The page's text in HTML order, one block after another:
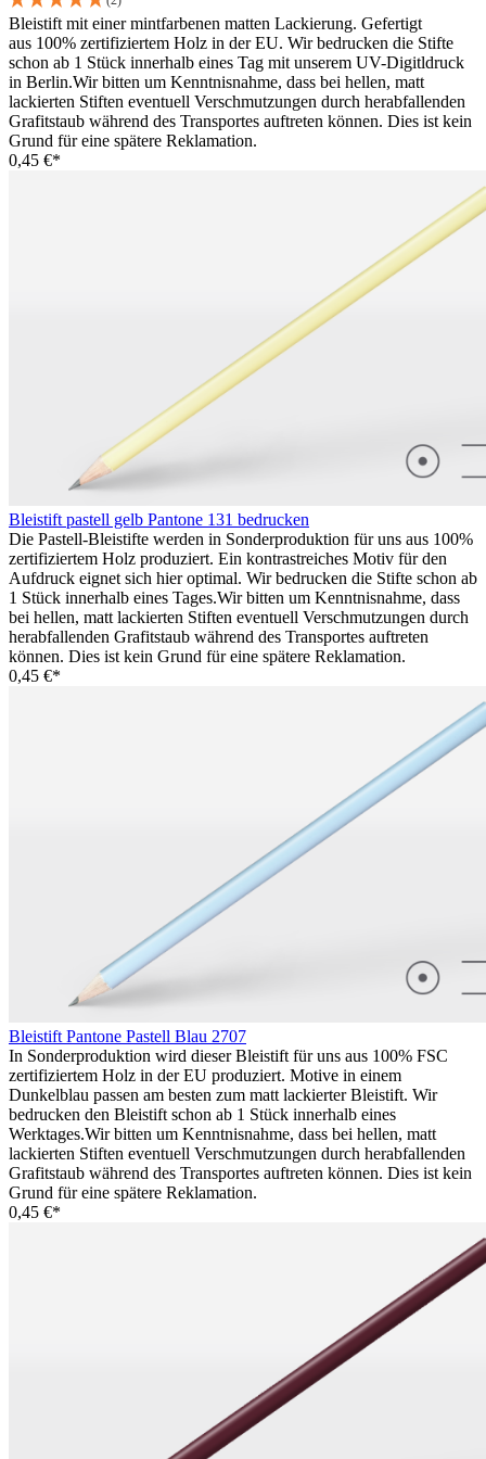
Bleistift mit einer mintfarbenen matten Lackierung. Gefertigt
aus 100% zertifiziertem Holz in der EU. Wir bedrucken die Stifte
schon ab 1 Stück innerhalb eines Tag mit unserem UV-Digitldruck
in Berlin.Wir bitten um Kenntnisnahme, dass bei hellen, matt
lackierten Stiften eventuell Verschmutzungen durch herabfallenden
Grafitstaub während des Transportes auftreten können. Dies ist kein
Grund für eine spätere Reklamation.
0,45 €*
Bleistift pastell gelb Pantone 131 bedrucken
Die Pastell-Bleistifte werden in Sonderproduktion für uns aus 100%
zertifiziertem Holz produziert. Ein kontrastreiches Motiv für den
Aufdruck eignet sich hier optimal. Wir bedrucken die Stifte schon ab
1 Stück innerhalb eines Tages.Wir bitten um Kenntnisnahme, dass
bei hellen, matt lackierten Stiften eventuell Verschmutzungen durch
herabfallenden Grafitstaub während des Transportes auftreten
können. Dies ist kein Grund für eine spätere Reklamation.
0,45 €*
Bleistift Pantone Pastell Blau 2707
In Sonderproduktion wird dieser Bleistift für uns aus 100% FSC
zertifiziertem Holz in der EU produziert. Motive in einem
Dunkelblau passen am besten zum matt lackierter Bleistift. Wir
bedrucken den Bleistift schon ab 1 Stück innerhalb eines
Werktages.Wir bitten um Kenntnisnahme, dass bei hellen, matt
lackierten Stiften eventuell Verschmutzungen durch herabfallenden
Grafitstaub während des Transportes auftreten können. Dies ist kein
Grund für eine spätere Reklamation.
0,45 €*